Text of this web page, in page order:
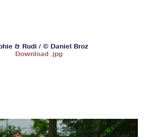
& Rudi / © Daniel Broz
Download .jpg